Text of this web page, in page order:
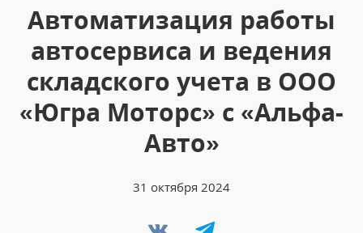
31 октября 2024
Автоматизация работы
автосервиса и ведения
складского учета в ООО
«Югра Моторс» с «Альфа-
Авто»